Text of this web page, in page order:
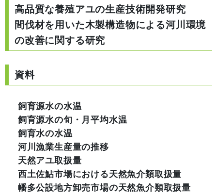
高品質な養殖アユの生産技術開発研究
間伐材を用いた木製構造物による河川環境
の改善に関する研究
資料
飼育源水の水温
飼育源水の旬・月平均水温
飼育水の水温
河川漁業生産量の推移
天然アユ取扱量
西土佐鮎市場における天然魚介類取扱量
幡多公設地方卸売市場の天然魚介類取扱量